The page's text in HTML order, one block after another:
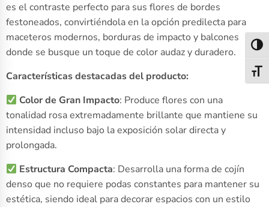
es el contraste perfecto para sus flores de bordes
festoneados, convirtiéndola en la opción predilecta para
maceteros modernos, borduras de impacto y balcones
donde se busque un toque de color audaz y duradero.
Características destacadas del producto:
Color de Gran Impacto: Produce flores con una
tonalidad rosa extremadamente brillante que mantiene su
intensidad incluso bajo la exposición solar directa y
prolongada.
Estructura Compacta: Desarrolla una forma de cojín
denso que no requiere podas constantes para mantener su
estética, siendo ideal para decorar espacios con un estilo